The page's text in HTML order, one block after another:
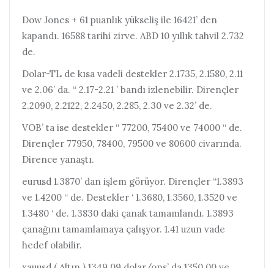
Dow Jones + 61 puanlık yükseliş ile 16421’ den
kapandı. 16588 tarihi zirve. ABD 10 yıllık tahvil 2.732
de.
Dolar-TL de kısa vadeli destekler 2.1735, 2.1580, 2.11
ve 2.06’ da. “ 2.17-2.21 ’ bandı izlenebilir. Dirençler
2.2090, 2.2122, 2.2450, 2.285, 2.30 ve 2.32’ de.
VOB’ ta ise destekler “ 77200, 75400 ve 74000 “ de.
Dirençler 77950, 78400, 79500 ve 80600 civarında.
Dirence yanaştı.
eurusd 1.3870’ dan işlem görüyor. Dirençler “1.3893
ve 1.4200 “ de. Destekler ‘ 1.3680, 1.3560, 1.3520 ve
1.3480 ‘ de. 1.3830 daki çanak tamamlandı. 1.3893
çanağını tamamlamaya çalışyor. 1.41 uzun vade
hedef olabilir.